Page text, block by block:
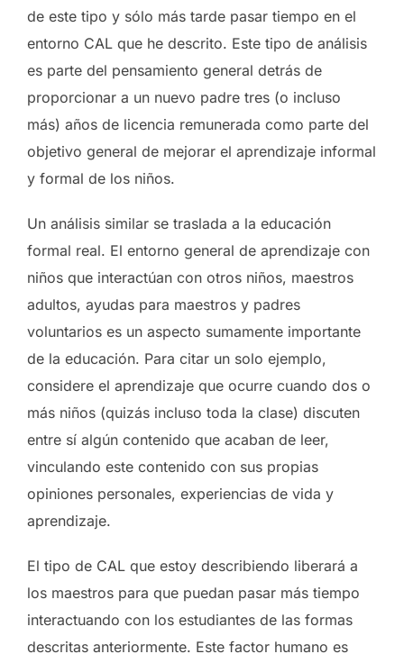
de este tipo y sólo más tarde pasar tiempo en el
entorno CAL que he descrito. Este tipo de análisis
es parte del pensamiento general detrás de
proporcionar a un nuevo padre tres (o incluso
más) años de licencia remunerada como parte del
objetivo general de mejorar el aprendizaje informal
y formal de los niños.
Un análisis similar se traslada a la educación
formal real. El entorno general de aprendizaje con
niños que interactúan con otros niños, maestros
adultos, ayudas para maestros y padres
voluntarios es un aspecto sumamente importante
de la educación. Para citar un solo ejemplo,
considere el aprendizaje que ocurre cuando dos o
más niños (quizás incluso toda la clase) discuten
entre sí algún contenido que acaban de leer,
vinculando este contenido con sus propias
opiniones personales, experiencias de vida y
aprendizaje.
El tipo de CAL que estoy describiendo liberará a
los maestros para que puedan pasar más tiempo
interactuando con los estudiantes de las formas
descritas anteriormente. Este factor humano es